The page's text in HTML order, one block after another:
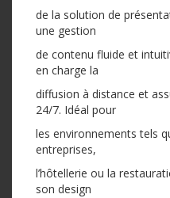
de la solution de
une gestion
de contenu fluide et
en charge la
diffusion à distance et
24/7. Idéal pour
les environnements tels
entreprises,
l’hôtellerie ou la
son design